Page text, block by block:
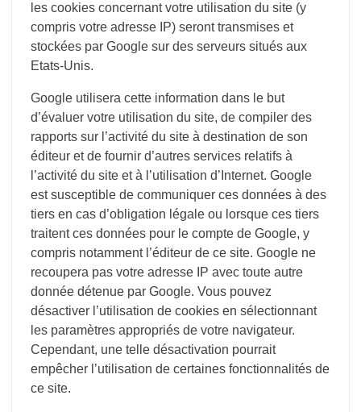
les cookies concernant votre utilisation du site (y
compris votre adresse IP) seront transmises et
stockées par Google sur des serveurs situés aux
Etats-Unis.
Google utilisera cette information dans le but
d’évaluer votre utilisation du site, de compiler des
rapports sur l’activité du site à destination de son
éditeur et de fournir d’autres services relatifs à
l’activité du site et à l’utilisation d’Internet. Google
est susceptible de communiquer ces données à des
tiers en cas d’obligation légale ou lorsque ces tiers
traitent ces données pour le compte de Google, y
compris notamment l’éditeur de ce site. Google ne
recoupera pas votre adresse IP avec toute autre
donnée détenue par Google. Vous pouvez
désactiver l’utilisation de cookies en sélectionnant
les paramètres appropriés de votre navigateur.
Cependant, une telle désactivation pourrait
empêcher l’utilisation de certaines fonctionnalités de
ce site.